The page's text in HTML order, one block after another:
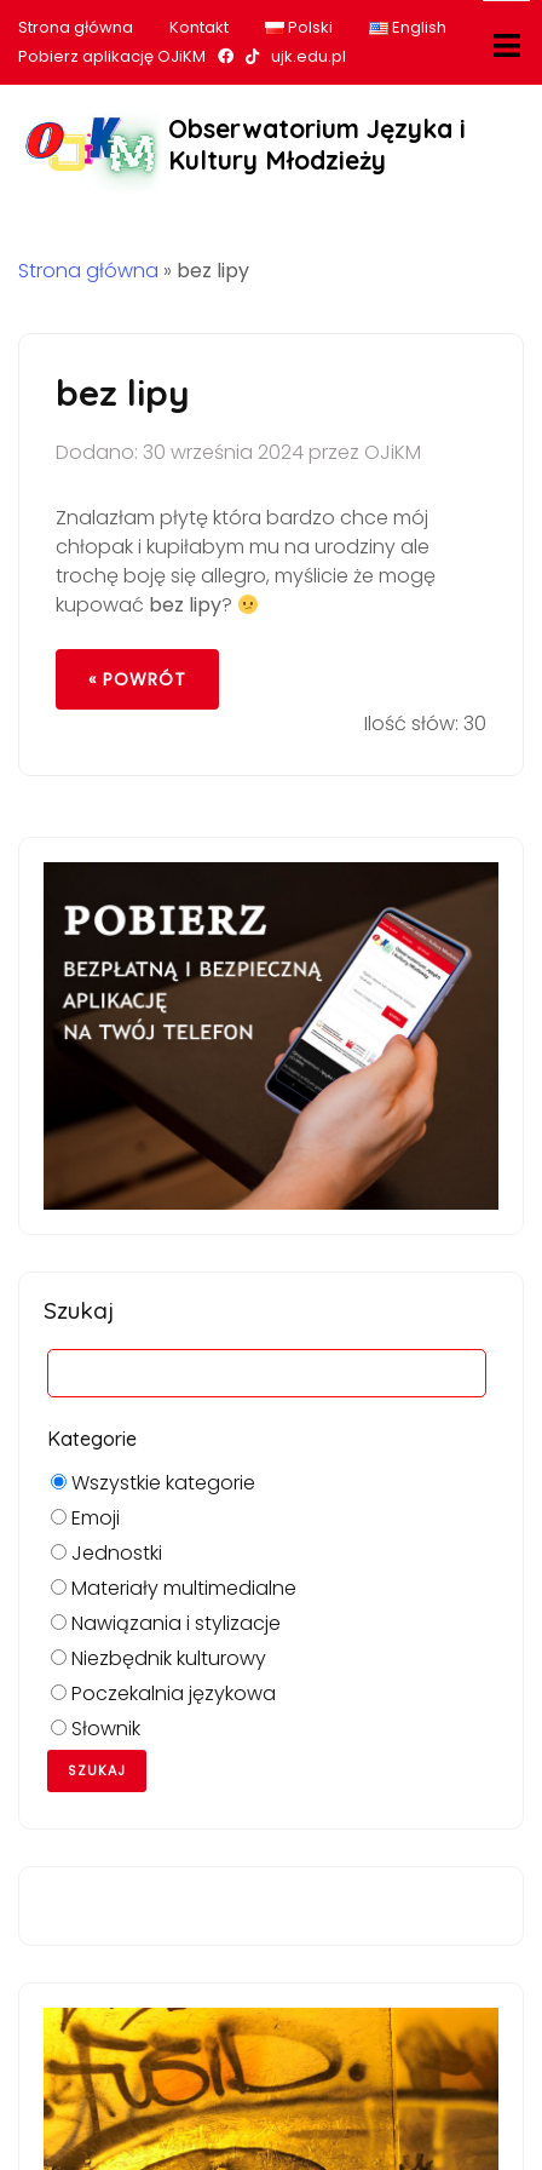
Strona główna Kontakt Polski
English
Pobierz aplikację OJiKM
Nasz profil na Facebook
Nasz profil na tiktok
ujk.edu.pl
Obserwatorium Języka i
Kultury Młodzieży
Strona główna » bez lipy
bez lipy
Dodano: 30 września 2024 przez OJiKM
Znalazłam płytę która bardzo chce mój
chłopak i kupiłabym mu na urodziny ale
trochę boję się allegro, myślicie że mogę
kupować bez lipy?
« POWRÓT
Ilość słów: 30
Szukaj
Kategorie
Wszystkie kategorie
Emoji
Jednostki
Materiały multimedialne
Nawiązania i stylizacje
Niezbędnik kulturowy
Poczekalnia językowa
Słownik